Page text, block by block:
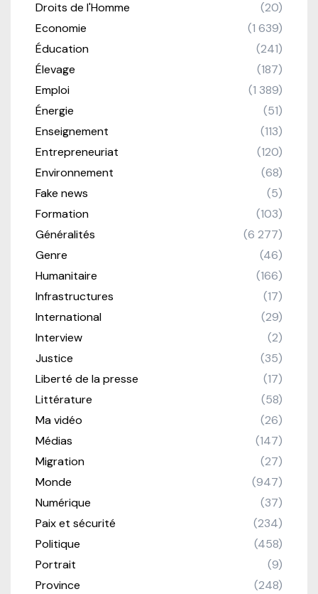
Droits de l'Homme
(20)
Economie
(1 639)
Éducation
(241)
Élevage
(187)
Emploi
(1 389)
Énergie
(51)
Enseignement
(113)
Entrepreneuriat
(120)
Environnement
(68)
Fake news
(5)
Formation
(103)
Généralités
(6 277)
Genre
(46)
Humanitaire
(166)
Infrastructures
(17)
International
(29)
Interview
(2)
Justice
(35)
Liberté de la presse
(17)
Littérature
(58)
Ma vidéo
(26)
Médias
(147)
Migration
(27)
Monde
(947)
Numérique
(37)
Paix et sécurité
(234)
Politique
(458)
Portrait
(9)
Province
(248)